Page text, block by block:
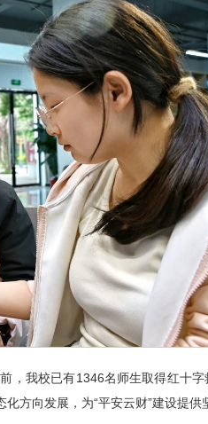
，我校已有1346名师生取得红十
方向发展，为“平安云财”建设提供